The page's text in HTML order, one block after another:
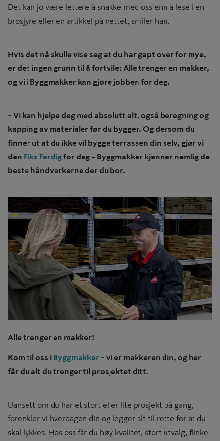
Det kan jo være lettere å snakke med oss enn å lese i en
brosjyre eller en artikkel på nettet, smiler han.
Hvis det nå skulle vise seg at du har gapt over for mye,
er det ingen grunn til å fortvile: Alle trenger en makker,
og vi i Byggmakker kan gjøre jobben for deg.
– Vi kan hjelpe deg med absolutt alt, også beregning og
kapping av materialer før du bygger. Og dersom du
finner ut at du ikke vil bygge terrassen din selv, gjør vi
den Fiks Ferdigfor deg – Byggmakker kjenner nemlig de
beste håndverkerne der du bor.
Alle trenger en makker!
Kom til oss i Byggmakker – vi er makkeren din, og her
får du alt du trenger til prosjektet ditt.
Uansett om du har et stort eller lite prosjekt på gang,
forenkler vi hverdagen din og legger alt til rette for at du
skal lykkes. Hos oss får du høy kvalitet, stort utvalg, flinke